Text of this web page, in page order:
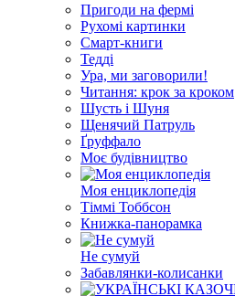
Пригоди на фермі
Рухомі картинки
Смарт-книги
Тедді
Ура, ми заговорили!
Читання: крок за кроком
Шусть і Шуня
Щенячий Патруль
Ґруффало
Моє будівництво
Моя енциклопедія
Тіммі Тоббсон
Книжка-панорамка
Не сумуй
Забавлянки-колисанки